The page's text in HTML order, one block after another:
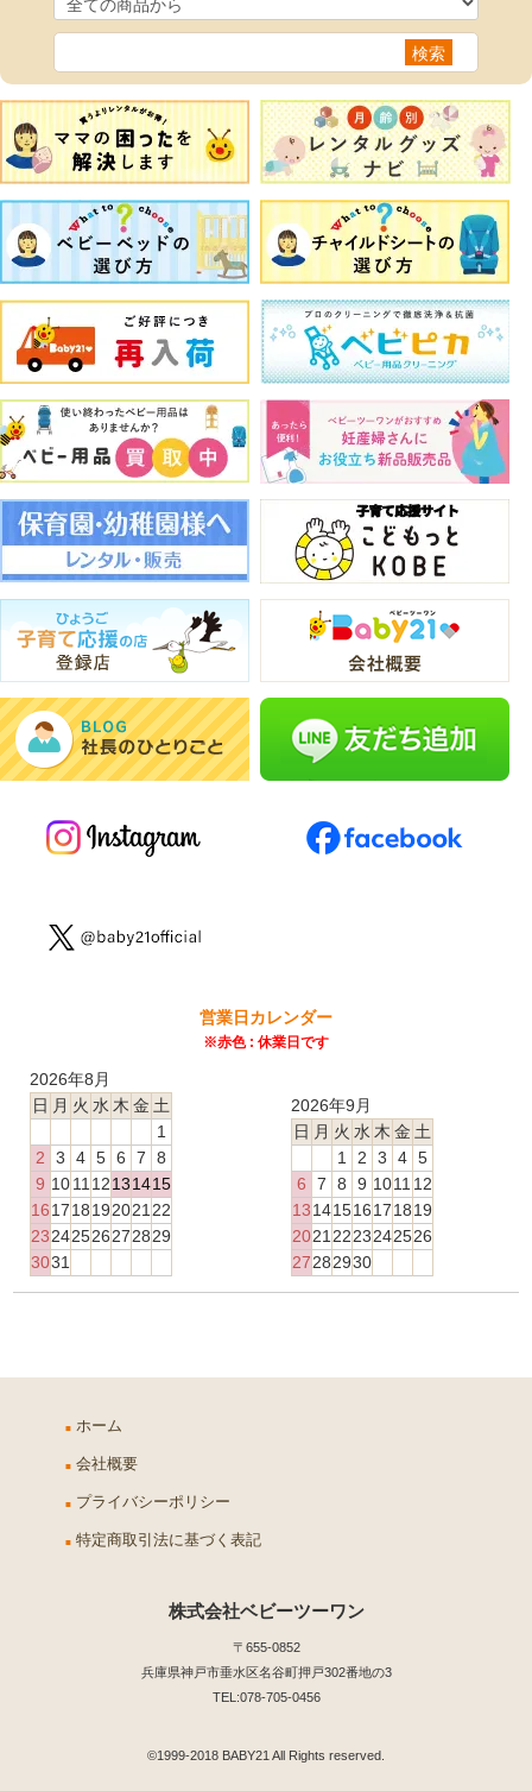
検索
営業日カレンダー
※赤色 : 休業日です
2026年8月
日 月 火 水 木 金 土
1
2
3 4 5 6 7
8
9 1011 12131415
161718192021 22
23242526272829
3031
2026年9月
日 月 火 水 木 金 土
1
2 3 4 5
6
7 8 9 1011 12
13141516171819
2021 2223242526
27282930
ホーム
会社概要
プライバシーポリシー
特定商取引法に基づく表記
株式会社ベビーツーワン
〒655-0852
兵庫県神戸市垂水区名谷町押戸302番地の3
TEL:078-705-0456
©1999-2018 BABY21 All Rights reserved.